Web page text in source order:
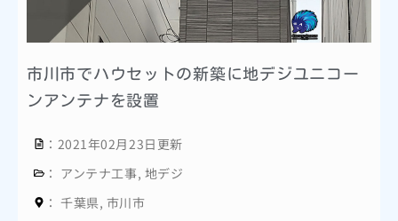
市川市でハウセットの新築に地デジユニコー
ンアンテナを設置
：2021年02月23日更新
： アンテナ工事, 地デジ
： 千葉県, 市川市